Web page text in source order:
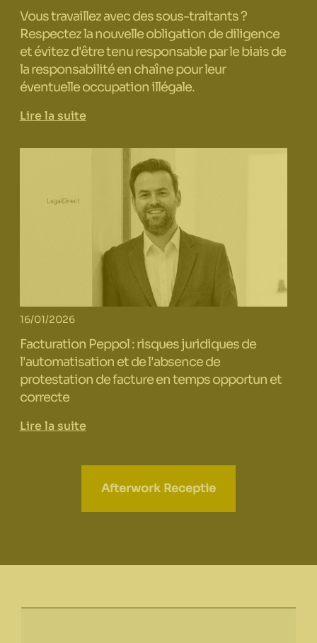
Vous travaillez avec des sous-traitants ?
Respectez la nouvelle obligation de diligence
et évitez d'être tenu responsable par le biais de
la responsabilité en chaîne pour leur
éventuelle occupation illégale.
Lire la suite
16/01/2026
Facturation Peppol : risques juridiques de
l'automatisation et de l'absence de
protestation de facture en temps opportun et
correcte
Lire la suite
Afterwork Receptie